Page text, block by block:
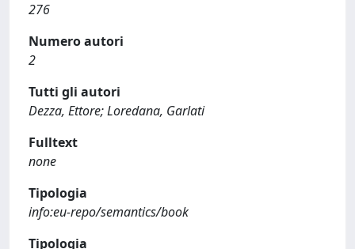
276
Numero autori
2
Tutti gli autori
Dezza, Ettore; Loredana, Garlati
Fulltext
none
Tipologia
info:eu-repo/semantics/book
Tipologia